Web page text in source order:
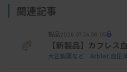
療での検査を提供している。
超。
ライセンス費用（税別）は
関連記事
製品2026.07.24 06:05
【新製品】カフレス
大正製薬など Arblet 血圧